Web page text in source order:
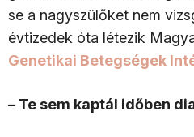
se a nagyszülőket nem
évtizedek óta létezik
Genetikai Betegségek
– Te sem kaptál időben